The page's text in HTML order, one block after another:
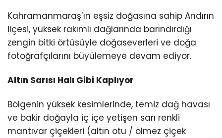
Kahramanmaraş’ın eşsiz doğasına sahip Andırın
ilçesi, yüksek rakımlı dağlarında barındırdığı
zengin bitki örtüsüyle doğaseverleri ve doğa
fotoğrafçılarını büyülemeye devam ediyor.
Altın Sarısı Halı Gibi Kaplıyor
Bölgenin yüksek kesimlerinde, temiz dağ havası
ve bakir doğayla iç içe yetişen sarı renkli
mantıvar çiçekleri (altın otu / ölmez çiçek